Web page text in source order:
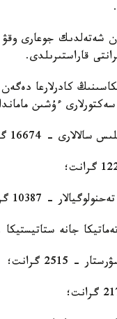
شەتەلدىك جوعارى وقۋ
كادرلارعا
ءۇشىن ماماندار
- 16674 گرانت؛
- 10387 گرانت؛
جانە ستاتيستيكا - 9188
گرانت؛